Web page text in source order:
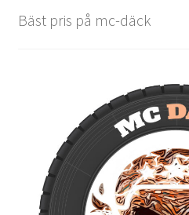
Bäst pris på mc-däck